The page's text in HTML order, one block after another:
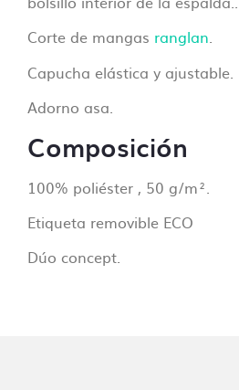
Corte de mangas ranglan.
Capucha elástica y ajustable.
Adorno asa.
Composición
100% poliéster , 50 g/m².
Etiqueta removible ECO
Dúo concept.